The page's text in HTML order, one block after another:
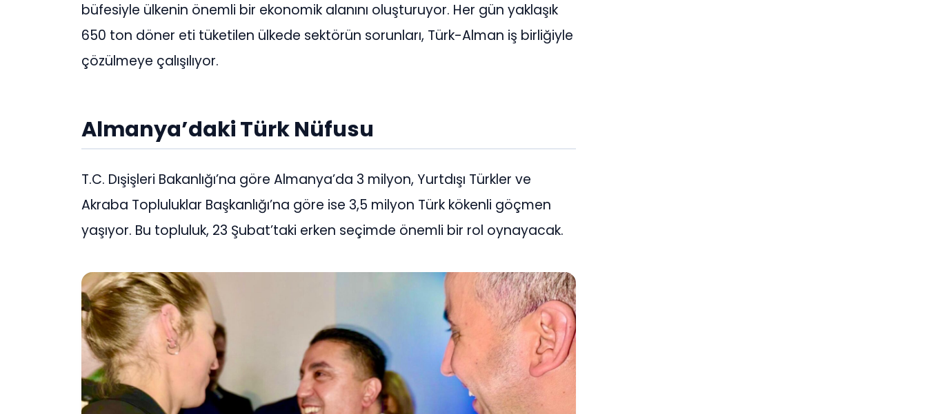
büfesiyle ülkenin önemli bir ekonomik alanını oluşturuyor. Her gün yaklaşık
650 ton döner eti tüketilen ülkede sektörün sorunları, Türk-Alman iş birliğiyle
çözülmeye çalışılıyor.
Almanya’daki Türk Nüfusu
T.C. Dışişleri Bakanlığı’na göre Almanya’da 3 milyon, Yurtdışı Türkler ve
Akraba Topluluklar Başkanlığı’na göre ise 3,5 milyon Türk kökenli göçmen
yaşıyor. Bu topluluk, 23 Şubat’taki erken seçimde önemli bir rol oynayacak.